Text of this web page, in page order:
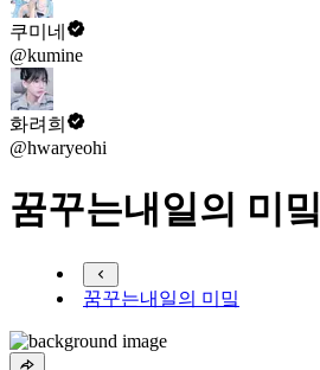
쿠미네
@kumine
화려희
@hwaryeohi
꿈꾸는내일의 미밐
꿈꾸는내일의 미밐